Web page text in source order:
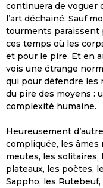
continuera de voguer
l’art déchainé. Sauf
tourments paraissent
ces temps où les
et pour le pire. Et en
vois une étrange
qui pour défendre les
du pire des moyens :
complexité humaine.
Heureusement
compliquée, les
meutes, les solitaires,
plateaux, les poètes,
Sappho, les